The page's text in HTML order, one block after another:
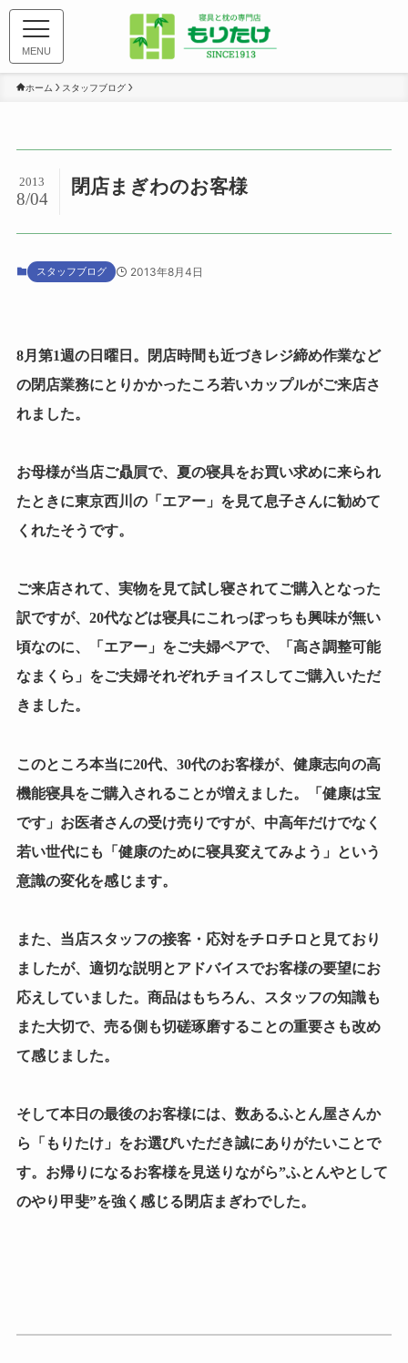
MENU
ホーム スタッフブログ
閉店まぎわのお客様
2013
8/04
スタッフブログ 2013年8月4日
8月第1週の日曜日。閉店時間も近づきレジ締め作業など
の閉店業務にとりかかったころ若いカップルがご来店さ
れました。
お母様が当店ご贔屓で、夏の寝具をお買い求めに来られ
たときに東京西川の「エアー」を見て息子さんに勧めて
くれたそうです。
ご来店されて、実物を見て試し寝されてご購入となった
訳ですが、20代などは寝具にこれっぽっちも興味が無い
頃なのに、「エアー」をご夫婦ペアで、「高さ調整可能
なまくら」をご夫婦それぞれチョイスしてご購入いただ
きました。
このところ本当に20代、30代のお客様が、健康志向の高
機能寝具をご購入されることが増えました。「健康は宝
です」お医者さんの受け売りですが、中高年だけでなく
若い世代にも「健康のために寝具変えてみよう」という
意識の変化を感じます。
また、当店スタッフの接客・応対をチロチロと見ており
ましたが、適切な説明とアドバイスでお客様の要望にお
応えしていました。商品はもちろん、スタッフの知識も
また大切で、売る側も切磋琢磨することの重要さも改め
て感じました。
そして本日の最後のお客様には、数あるふとん屋さんか
ら「もりたけ」をお選びいただき誠にありがたいことで
す。お帰りになるお客様を見送りながら”ふとんやとして
のやり甲斐”を強く感じる閉店まぎわでした。